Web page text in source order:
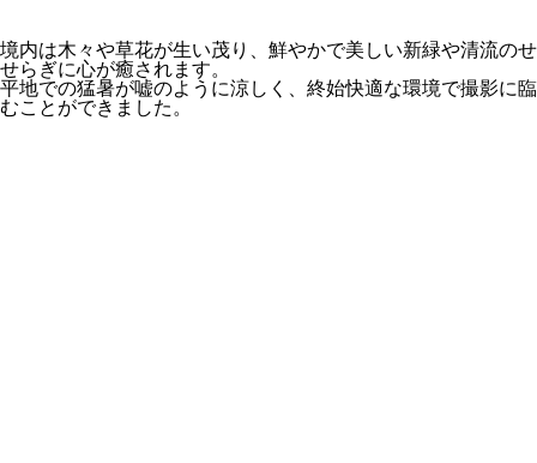
境内は木々や草花が生い茂り、鮮やかで美しい新緑や清流のせ
せらぎに心が癒されます。
平地での猛暑が嘘のように涼しく、終始快適な環境で撮影に臨
むことができました。